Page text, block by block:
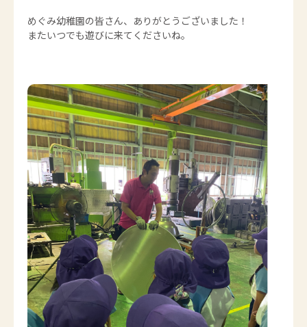
めぐみ幼稚園の皆さん、ありがとうございました！
またいつでも遊びに来てくださいね。